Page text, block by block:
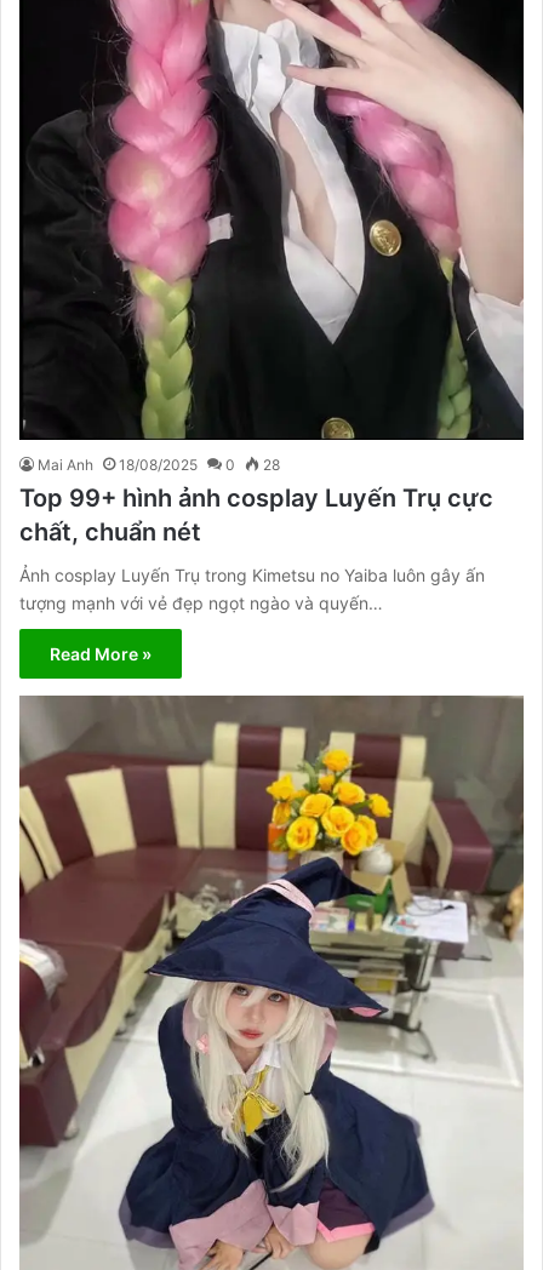
Mai Anh 18/08/2025 0 28
Top 99+ hình ảnh cosplay Luyến Trụ cực
chất, chuẩn nét
Ảnh cosplay Luyến Trụ trong Kimetsu no Yaiba luôn gây ấn
tượng mạnh với vẻ đẹp ngọt ngào và quyến…
Read More »